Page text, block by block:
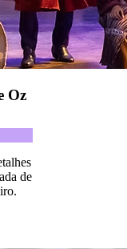
Oz
de
3º andar, parte,
030